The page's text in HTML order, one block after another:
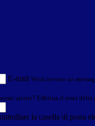
E-mail Verrà inviato un
utente? Effettua il reset della
la casella di posta